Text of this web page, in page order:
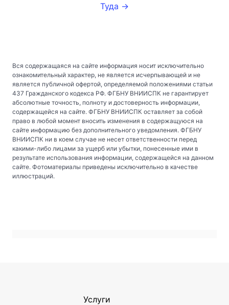
Туда →
Вся содержащаяся на сайте информация носит исключительно
ознакомительный характер, не является исчерпывающей и не
является публичной офертой, определяемой положениями статьи
437 Гражданского кодекса РФ. ФГБНУ ВНИИСПК не гарантирует
абсолютные точность, полноту и достоверность информации,
содержащейся на сайте. ФГБНУ ВНИИСПК оставляет за собой
право в любой момент вносить изменения в содержащуюся на
сайте информацию без дополнительного уведомления. ФГБНУ
ВНИИСПК ни в коем случае не несет ответственности перед
какими-либо лицами за ущерб или убытки, понесенные ими в
результате использования информации, содержащейся на данном
сайте. Фотоматериалы приведены исключительно в качестве
иллюстраций.
Услуги